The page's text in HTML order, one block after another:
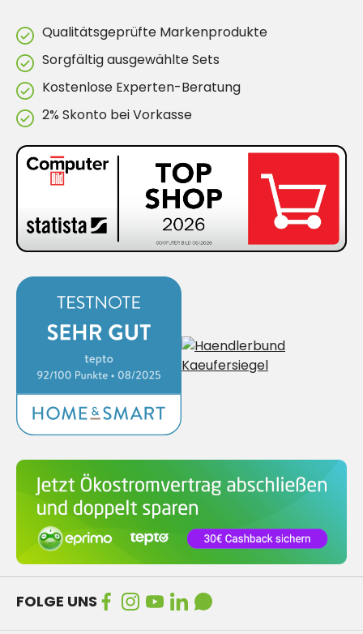
Qualitätsgeprüfte Markenprodukte
Sorgfältig ausgewählte Sets
Kostenlose Experten-Beratung
2% Skonto bei Vorkasse
FOLGE UNS